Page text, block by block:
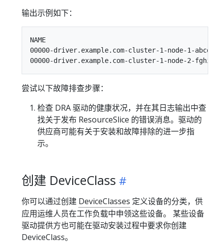
输出示例如下：
NAME
00000-driver.example.com-cluster-1-node-1-
尝试以下故障排查步骤：
检查 DRA 驱动的健康状况，并在其日志输出中查
找关于发布 ResourceSlice 的错误消息。驱动的
供应商可能有关于安装和故障排除的进一步指
示。
创建 DeviceClass
你可以通过创建 DeviceClasses 定义设备的分类，供
应用运维人员在工作负载中申领这些设备。 某些设备
驱动提供方也可能在驱动安装过程中要求你创建
DeviceClass。